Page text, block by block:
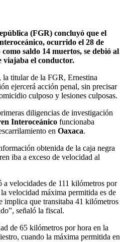
(FGR) concluyó que el
ocurrido el 28 de
saldo 14 muertos, se debió al
viajaba el conductor.
la titular de la FGR, Ernestina
ejercerá acción penal, sin precisar
culposo y lesiones culposas.
diligencias de investigación
Interoceánico funcionaba
en Oaxaca.
obtenida de la caja negra
iba a exceso de velocidad al
a velocidades de 111 kilómetros por
velocidad máxima permitida es de
implica que transitaba 41 kilómetros
señaló la fiscal.
de 65 kilómetros por hora en la
cuando la máxima permitida en